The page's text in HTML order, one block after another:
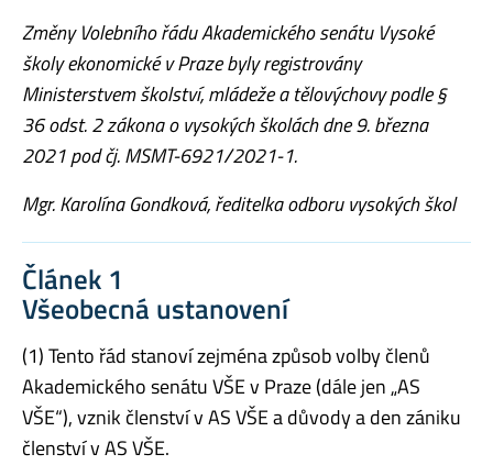
Změny Volebního řádu Akademického senátu Vysoké
školy ekonomické v Praze byly registrovány
Ministerstvem školství, mládeže a tělovýchovy podle §
36 odst. 2 zákona o vysokých školách dne 9. března
2021 pod čj. MSMT-6921/2021-1.
Mgr. Karolína Gondková, ředitelka odboru vysokých škol
Článek 1
Všeobecná ustanovení
(1) Tento řád stanoví zejména způsob volby členů
Akademického senátu VŠE v Praze (dále jen „AS
VŠE“), vznik členství v AS VŠE a důvody a den zániku
členství v AS VŠE.